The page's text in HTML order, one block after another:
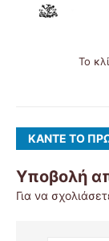
Το
ΚΆΝΤΕ ΤΟ
Υποβολή
Για να